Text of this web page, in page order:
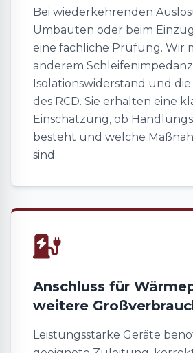
Bei wiederkehrenden
Umbauten oder beim
eine fachliche Prüfung. Wir
anderem
Isolationswiderstand und die
des RCD. Sie erhalten eine
Einschätzung, ob
besteht und welche
sind.
Anschluss für
weitere
Leistungsstarke Geräte